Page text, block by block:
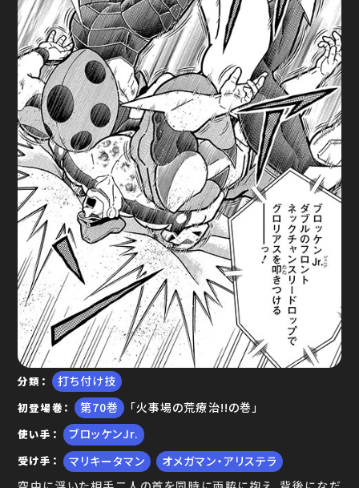
新超人募集
ゆで問答
分類 打ち付け技
初登場巻 70 「火事場の荒療治!!の巻」
使い手 ブロッケンJr.
受け手 マリキータマン
オメガマン・アリステラ